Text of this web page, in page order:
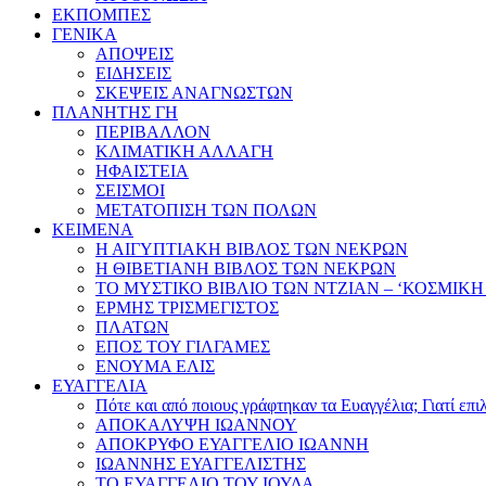
ΕΚΠΟΜΠΕΣ
ΓΕΝΙΚΑ
ΑΠΟΨΕΙΣ
ΕΙΔΗΣΕΙΣ
ΣΚΕΨΕΙΣ ΑΝΑΓΝΩΣΤΩΝ
ΠΛΑΝΗΤΗΣ ΓΗ
ΠΕΡΙΒΑΛΛΟΝ
ΚΛΙΜΑΤΙΚΗ ΑΛΛΑΓΗ
ΗΦΑΙΣΤΕΙΑ
ΣΕΙΣΜΟΙ
ΜΕΤΑΤΟΠΙΣΗ ΤΩΝ ΠΟΛΩΝ
ΚΕΙΜΕΝΑ
Η ΑΙΓΥΠΤΙΑΚΗ ΒΙΒΛΟΣ ΤΩΝ ΝΕΚΡΩΝ
Η ΘΙΒΕΤΙΑΝΗ ΒΙΒΛΟΣ ΤΩΝ ΝΕΚΡΩΝ
ΤΟ ΜΥΣΤΙΚΟ ΒΙΒΛΙΟ ΤΩΝ ΝΤΖΙΑΝ – ‘ΚΟΣΜΙΚΗ
ΕΡΜΗΣ ΤΡΙΣΜΕΓΙΣΤΟΣ
ΠΛΑΤΩΝ
ΕΠΟΣ ΤΟΥ ΓΙΛΓΑΜΕΣ
ΕΝΟΥΜΑ ΕΛΙΣ
ΕΥΑΓΓΕΛΙΑ
Πότε και από ποιους γράφτηκαν τα Ευαγγέλια; Γιατί
ΑΠΟΚΑΛΥΨΗ ΙΩΑΝΝΟΥ
ΑΠΟΚΡΥΦΟ ΕΥΑΓΓΕΛΙΟ ΙΩΑΝΝΗ
ΙΩΑΝΝΗΣ ΕΥΑΓΓΕΛΙΣΤΗΣ